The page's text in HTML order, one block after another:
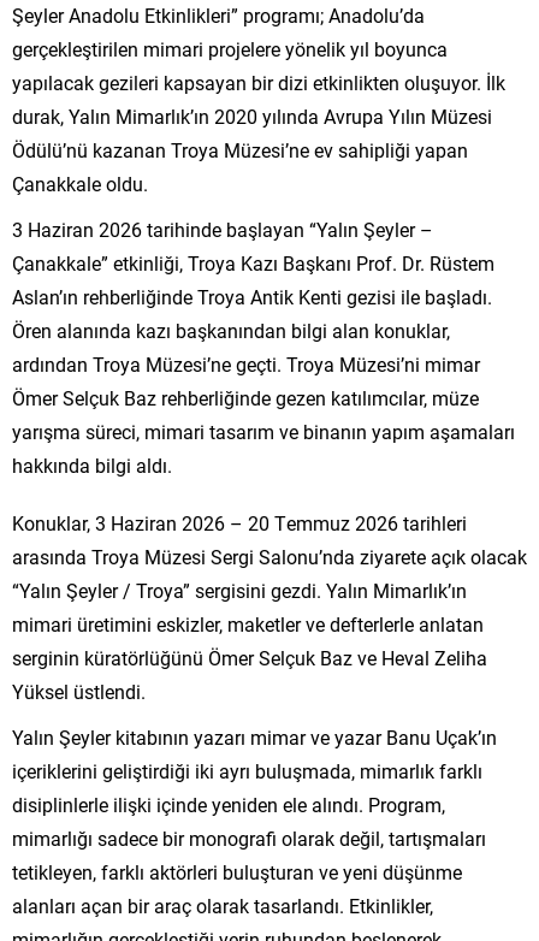
Şeyler Anadolu Etkinlikleri” programı; Anadolu’da
gerçekleştirilen mimari projelere yönelik yıl boyunca
yapılacak gezileri kapsayan bir dizi etkinlikten oluşuyor. İlk
durak, Yalın Mimarlık’ın 2020 yılında Avrupa Yılın Müzesi
Ödülü’nü kazanan Troya Müzesi’ne ev sahipliği yapan
Çanakkale oldu.
3 Haziran 2026 tarihinde başlayan “Yalın Şeyler –
Çanakkale” etkinliği, Troya Kazı Başkanı Prof. Dr. Rüstem
Aslan’ın rehberliğinde Troya Antik Kenti gezisi ile başladı.
Ören alanında kazı başkanından bilgi alan konuklar,
ardından Troya Müzesi’ne geçti. Troya Müzesi’ni mimar
Ömer Selçuk Baz rehberliğinde gezen katılımcılar, müze
yarışma süreci, mimari tasarım ve binanın yapım aşamaları
hakkında bilgi aldı.
Konuklar, 3 Haziran 2026 – 20 Temmuz 2026 tarihleri
arasında Troya Müzesi Sergi Salonu’nda ziyarete açık olacak
“Yalın Şeyler / Troya” sergisini gezdi. Yalın Mimarlık’ın
mimari üretimini eskizler, maketler ve defterlerle anlatan
serginin küratörlüğünü Ömer Selçuk Baz ve Heval Zeliha
Yüksel üstlendi.
Yalın Şeyler kitabının yazarı mimar ve yazar Banu Uçak’ın
içeriklerini geliştirdiği iki ayrı buluşmada, mimarlık farklı
disiplinlerle ilişki içinde yeniden ele alındı. Program,
mimarlığı sadece bir monografi olarak değil, tartışmaları
tetikleyen, farklı aktörleri buluşturan ve yeni düşünme
alanları açan bir araç olarak tasarlandı. Etkinlikler,